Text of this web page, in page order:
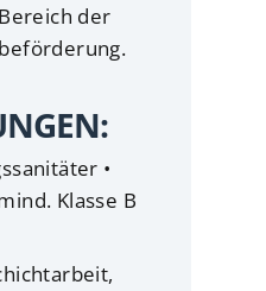
der
•
Klasse B